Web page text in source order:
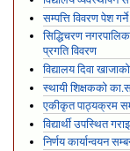
सम्पत्ति विवरण पेश गर्ने
सिद्धिचरण
प्रगति विवरण
विद्यालय दिवा
स्थायी शिक्षकको
एकीकृत पाठ्यक्रम
विद्यार्थी उपस्थित
निर्णय कार्यान्वयन